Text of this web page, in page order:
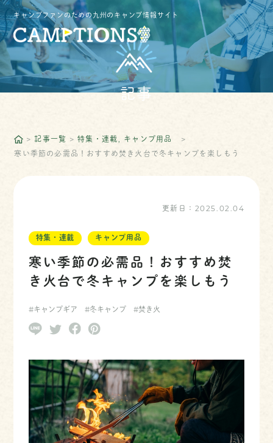
キャンプファンのための九州のキャンプ情報サイト
記事
記事一覧 特集・連載
キャンプ用品
寒い季節の必需品！おすすめ焚き火台で冬キャンプを楽しもう
更新日： 2025.02.04
特集・連載 キャンプ用品
寒い季節の必需品！おすすめ焚
き火台で冬キャンプを楽しもう
#キャンプギア #冬キャンプ #焚き火